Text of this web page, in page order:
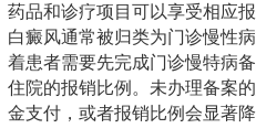
药品和诊疗项目可以享受相应
白癜风通常被归类为门诊慢性
着患者需要先完成门诊慢特病
住院的报销比例。未办理备案
金支付，或者报销比例会显著